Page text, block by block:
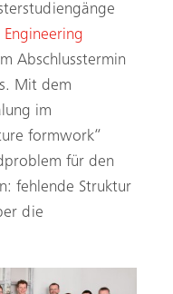
Engineering
Abschlusstermin
Mit dem
im
formwork“
für den
fehlende Struktur
die